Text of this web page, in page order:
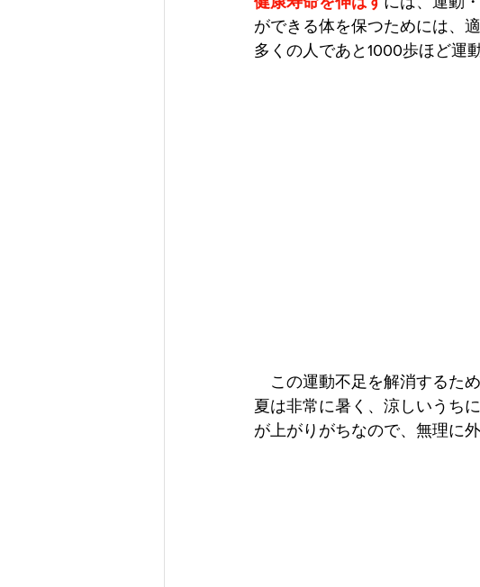
ができる体を保つためには、
多くの人であと1000歩ほど運
この運動不足を解消するた
夏は非常に暑く、涼しいうち
が上がりがちなので、無理に